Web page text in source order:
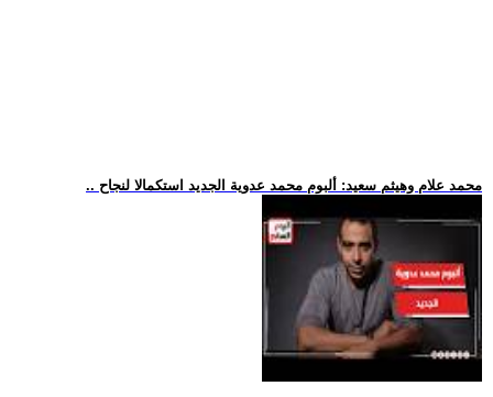
.. محمد علام وهيثم سعيد: ألبوم محمد عدوية الجديد استكمالا لنجاح